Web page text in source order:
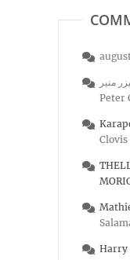
Peter
Clovis
Harry